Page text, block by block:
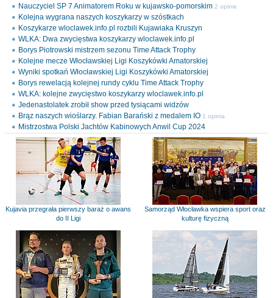
Nauczyciel SP 7 Animatorem Roku w kujawsko-pomorskim 2 opinie
Kolejna wygrana naszych koszykarzy w szóstkach
Koszykarze wloclawek.info.pl rozbili Kujawiaka Kruszyn
WLKA: Dwa zwycięstwa koszykarzy wloclawek.info.pl
Borys Piotrowski mistrzem sezonu Time Attack Trophy
Kolejne mecze Włocławskiej Ligi Koszykówki Amatorskiej
Wyniki spotkań Włocławskiej Ligi Koszykówki Amatorskiej
Borys rewelacją kolejnej rundy cyklu Time Attack Trophy
WLKA: kolejne zwycięstwo koszykarzy wloclawek.info.pl
Jedenastolatek zrobił show przed tysiącami widzów
Brąz naszych wioślarzy. Fabian Barański z medalem IO 1 opinia
Mistrzostwa Polski Jachtów Kabinowych Anwil Cup 2024
Kujavia przegrała pierwszy baraż o awans
do II Ligi
Samorząd Włocławka wspiera sport oraz
kulturę fizyczną